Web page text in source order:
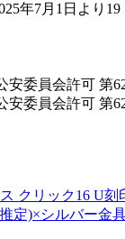
年7月1日より19
委員会許可 第
安委員会許可 第
クリック16 U刻
定)×シルバー金